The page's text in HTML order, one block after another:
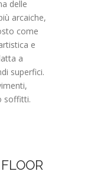
delle
arcaiche,
come
e
a
superfici.
soffitti.